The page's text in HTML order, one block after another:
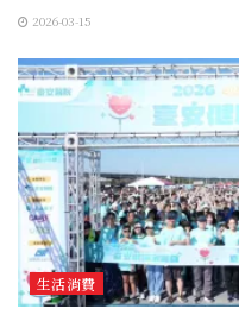
2026-03-15
生活消費